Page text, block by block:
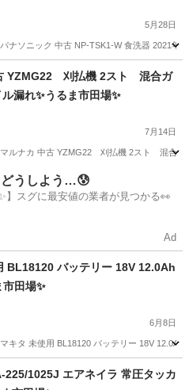
5月28日
ソニック 中古 NP-TSK1-W 食洗器 2021年
YZMG22 刈払機 2スト 混合ガ
漏れ✨うるま市田場✨
7月14日
ルナカ 中古 YZMG22 刈払機 2スト 混合
どうしよう…😰
】スグに最安値の業者が見つかる👀
Ad
BL18120 バッテリー 18V 12.0Ah
田場✨
6月8日
タ 未使用 BL18120 バッテリー 18V 12.0Ah
225/1025J エアネイラ 常圧タッカ